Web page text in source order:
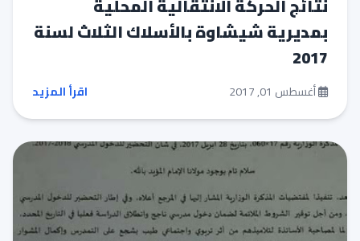
نتائج الحركة الانتقالية المحلية
بمديرية شيشاوة بالأسلاك الثلاث لسنة
2017‎
أغسطس 01, 2017 اقرأ المزيد